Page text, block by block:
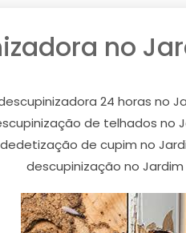
no
24 horas no
de telhados no
de cupim no
descupinização no Jardim